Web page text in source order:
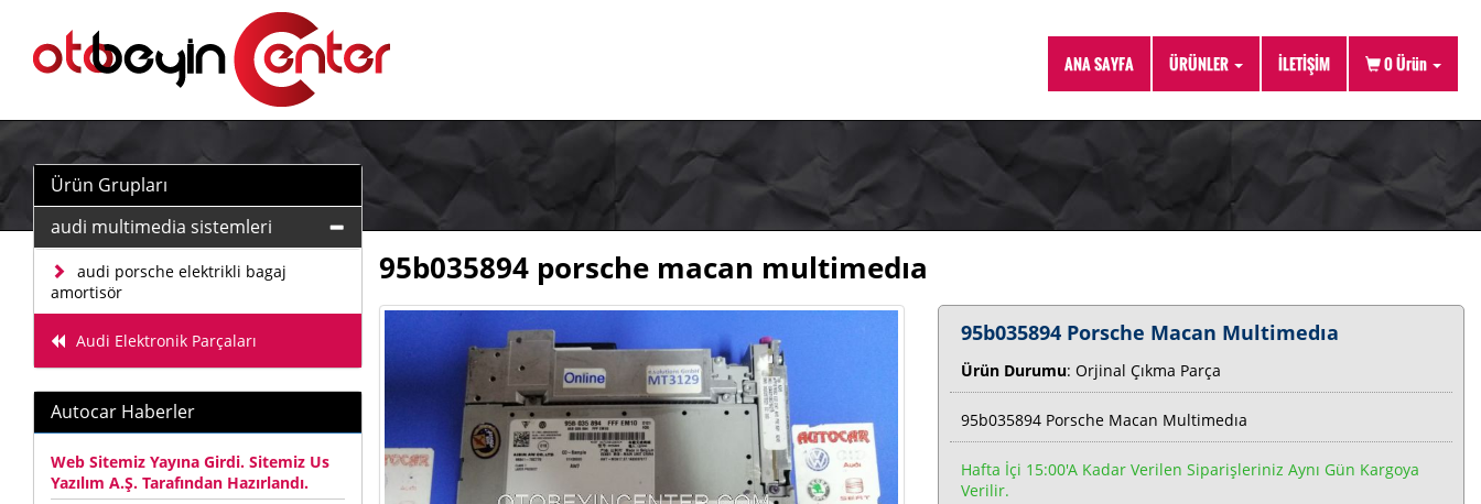
ANA SAYFA ÜRÜNLER İLETİŞİM 0Ürün
Ürün Grupları
audi multimedia sistemleri
audi porsche elektrikli bagaj
amortisör
Audi Elektronik Parçaları
Autocar Haberler
Web Sitemiz Yayına Girdi. Sitemiz Us
Yazılım A.Ş. Tarafından Hazırlandı.
95b035894 porsche macan multimedıa
95b035894 Porsche Macan Multimedıa
Ürün Durumu: Orjinal Çıkma Parça
95b035894 Porsche Macan Multimedıa
Hafta İçi 15:00'a Kadar Verilen Siparişleriniz Aynı Gün Kargoya
Verilir.